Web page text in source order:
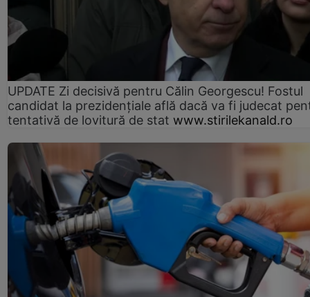
UPDATE Zi decisivă pentru Călin Georgescu! Fostul
candidat la prezidențiale află dacă va fi judecat
tentativă de lovitură de stat www.stirilekanald.ro